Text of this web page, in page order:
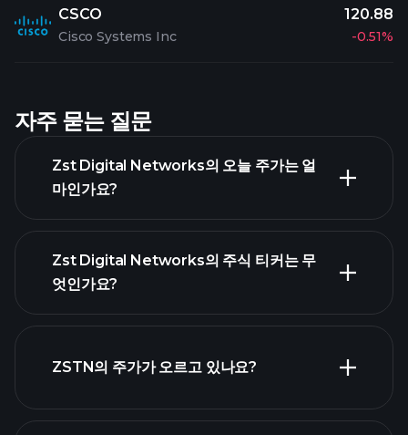
CSCO
Cisco Systems Inc
120.88
-0.51%
자주 묻는 질문
Zst Digital Networks의 오늘 주가는 얼
마인가요?
Zst Digital Networks의 주식 티커는 무
엇인가요?
ZSTN의 주가가 오르고 있나요?